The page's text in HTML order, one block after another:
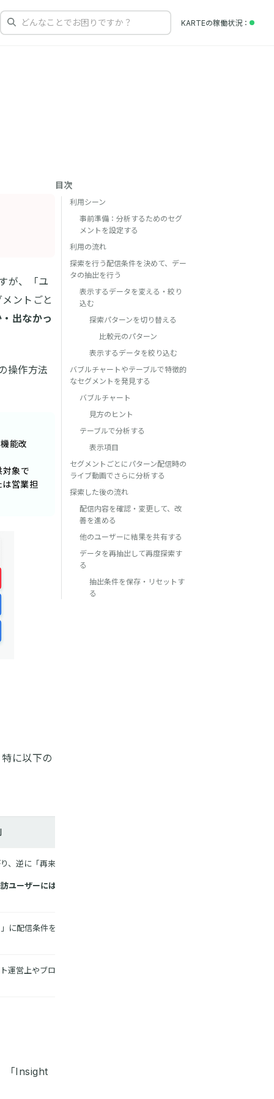
どんなことでお困りですか？ KARTEの稼働状況
が、「ユ
ントごと
出なかっ
操作方法
能改
象で
営業担
に以下の
、逆に「再来訪ユーザー」はゴー
ユーザーには成果があった施策」
に配信条件を分けて、ブロックの
運営上やブロック配信の目的・狙
「Insight
目次
利用シーン
事前準備：分析するためのセグ
メントを設定する
利用の流れ
探索を行う配信条件を決めて、デー
タの抽出を行う
表示するデータを変える・絞り
込む
探索パターンを切り替える
比較元のパターン
表示するデータを絞り込む
バブルチャートやテーブルで特徴的
なセグメントを発見する
バブルチャート
見方のヒント
テーブルで分析する
表示項目
セグメントごとにパターン配信時の
ライブ動画でさらに分析する
探索した後の流れ
配信内容を確認・変更して、改
善を進める
他のユーザーに結果を共有する
データを再抽出して再度探索す
る
抽出条件を保存・リセットす
る